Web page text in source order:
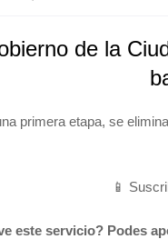
de la
primera etapa, se
📱
este servicio? Podes